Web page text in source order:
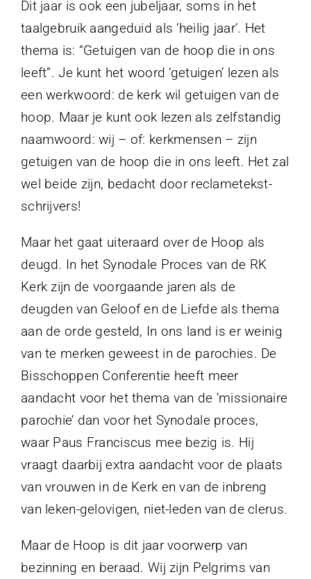
Dit jaar is ook een jubeljaar, soms in het
taalgebruik aangeduid als ‘heilig jaar’. Het
thema is: “Getuigen van de hoop die in ons
leeft”. Je kunt het woord ‘getuigen’ lezen als
een werkwoord: de kerk wil getuigen van de
hoop. Maar je kunt ook lezen als zelfstandig
naamwoord: wij – of: kerkmensen – zijn
getuigen van de hoop die in ons leeft. Het zal
wel beide zijn, bedacht door reclametekst-
schrijvers!
Maar het gaat uiteraard over de Hoop als
deugd. In het Synodale Proces van de RK
Kerk zijn de voorgaande jaren als de
deugden van Geloof en de Liefde als thema
aan de orde gesteld, In ons land is er weinig
van te merken geweest in de parochies. De
Bisschoppen Conferentie heeft meer
aandacht voor het thema van de ‘missionaire
parochie’ dan voor het Synodale proces,
waar Paus Franciscus mee bezig is. Hij
vraagt daarbij extra aandacht voor de plaats
van vrouwen in de Kerk en van de inbreng
van leken-gelovigen, niet-leden van de clerus.
Maar de Hoop is dit jaar voorwerp van
bezinning en beraad. Wij zijn Pelgrims van